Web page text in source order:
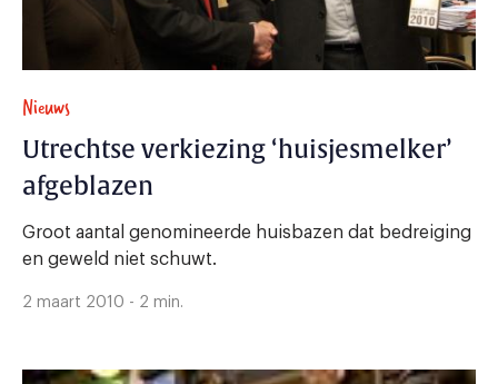
Nieuws
Utrechtse verkiezing ‘huisjesmelker’
afgeblazen
Groot aantal genomineerde huisbazen dat bedreiging
en geweld niet schuwt.
2 maart 2010 - 2 min.